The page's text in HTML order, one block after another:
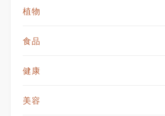
植物
食品
健康
美容